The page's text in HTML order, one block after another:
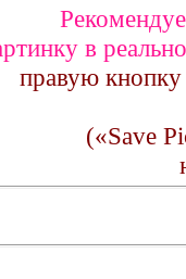
в
правую
(«Save